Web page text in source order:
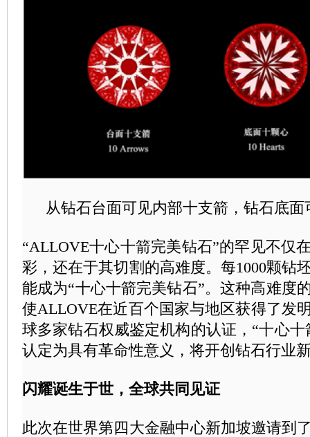
从钻石台面可见内部十支箭，钻石底
“ALLOVE十心十箭完美钻石”的罕见不仅
彩，还在于其切割的高难度。每1000颗钻
能成为“十心十箭完美钻石”。这种高难度
使ALLOVE在近百个国家与地区获得了发
球多家钻石权威鉴定机构的认证，“十心
认定为具有革命性意义，将开创钻石行业
闪耀诞生于世，全球共同见证
此次在世界第四大金融中心新加坡邀请到